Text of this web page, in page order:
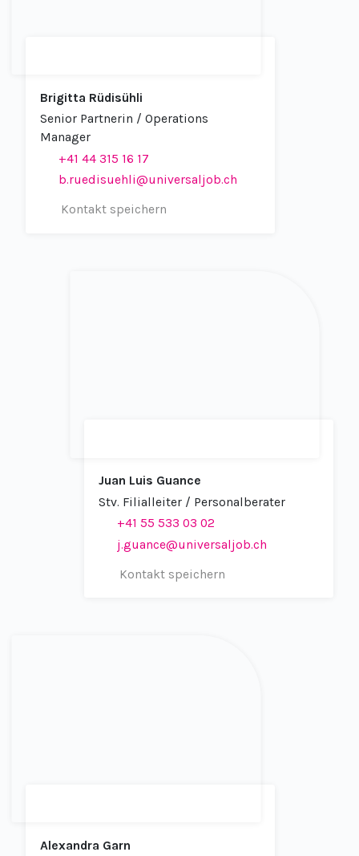
Brigitta Rüdisühli
Senior Partnerin / Operations
Manager
+41 44 315 16 17
b.ruedisuehli@universaljob.ch
Kontakt speichern
Juan Luis Guance
Stv. Filialleiter / Personalberater
+41 55 533 03 02
j.guance@universaljob.ch
Kontakt speichern
Alexandra Garn